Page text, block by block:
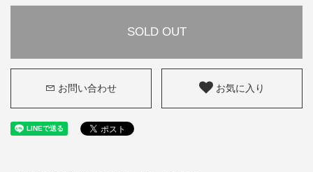
SOLD OUT
お問い合わせ お気に入り